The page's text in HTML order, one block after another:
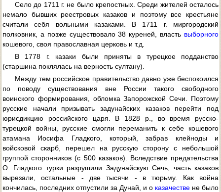
Село до 1711 г. не было крепостных. Среди жителей осталось
немало бывших реестровых казаков и поэтому все крестьяне
считали себя вольными казаками. В 1711 г. миргородский
полковник, а позже существовало 38 куреней, власть выборного
кошевого, своя православная церковь и т.д.
В 1778 г. казаки были приняты в турецкое подданство
(старшина поклялась на верность султану).
Между тем российское правительство давно уже беспокоился
по поводу существования вне России такого свободного
воинского формирования, обломка Запорожской Сечи. Поэтому
русские начали призывать задунайских казаков перейти под
юрисдикцию российского царя. В 1828 p., во время русско-
турецкой войны, русские смогли переманить к себе кошевого
атамана Иосифа Гладкого, который, забрав клейноды и
войсковой скарб, перешел на русскую сторону с небольшой
группой сторонников (с 500 казаков). Вследствие предательства
О. Гладкого турки разрушили Задунайскую Сечь, часть казаков
вырезали, остальные - две тысячи - в тюрьму. Как война
кончилась, последних отпустили за Дунай, и о казачестве не было